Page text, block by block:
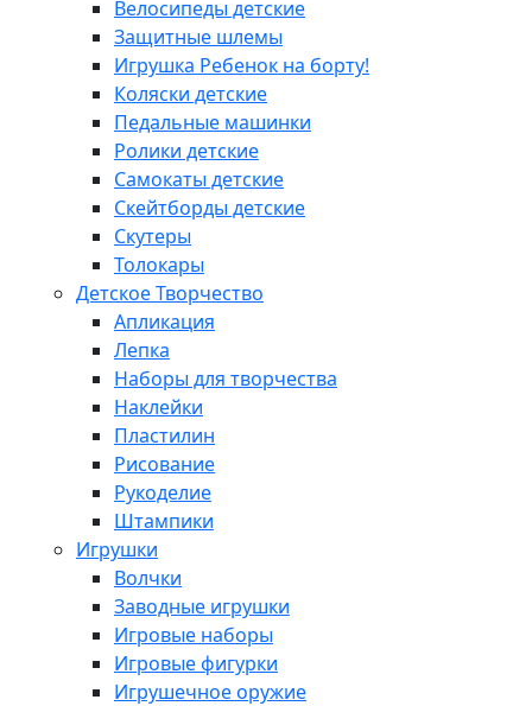
Велосипеды детские
Защитные шлемы
Игрушка Ребенок на борту!
Коляски детские
Педальные машинки
Ролики детские
Самокаты детские
Скейтборды детские
Скутеры
Толокары
Детское Творчество
Апликация
Лепка
Наборы для творчества
Наклейки
Пластилин
Рисование
Рукоделие
Штампики
Игрушки
Волчки
Заводные игрушки
Игровые наборы
Игровые фигурки
Игрушечное оружие